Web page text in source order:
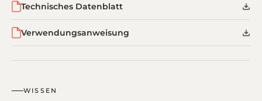
Technisches Datenblatt
Verwendungsanweisung
WISSEN